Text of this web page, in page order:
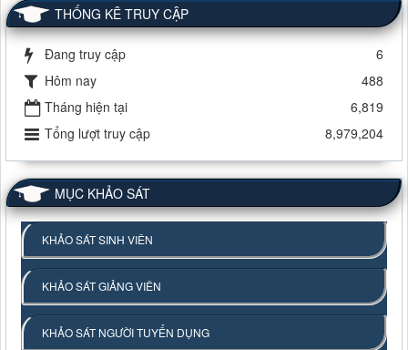
THỐNG KÊ TRUY CẬP
Đang truy cập
6
Hôm nay
488
Tháng hiện tại
6,819
Tổng lượt truy cập
8,979,204
MỤC KHẢO SÁT
KHẢO SÁT SINH VIÊN
KHẢO SÁT GIẢNG VIÊN
KHẢO SÁT NGƯỜI TUYỂN DỤNG